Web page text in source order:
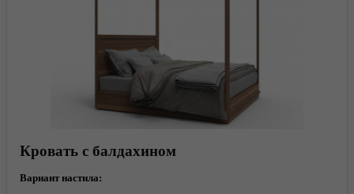
Кровать с балдахином
Вариант настила: